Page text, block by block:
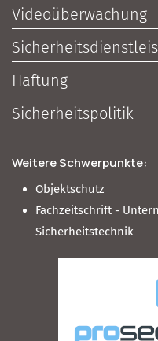
Videoüberwachung
Haftung
Sicherheitspolitik
Weitere Schwerpunkte:
Objektschutz
Fachzeitschrift -
Sicherheitstechnik